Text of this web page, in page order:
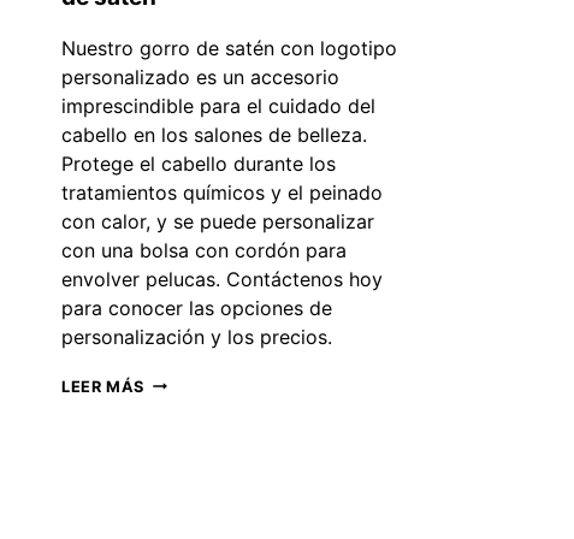
Nuestro gorro de satén con logotipo
personalizado es un accesorio
imprescindible para el cuidado del
cabello en los salones de belleza.
Protege el cabello durante los
tratamientos químicos y el peinado
con calor, y se puede personalizar
con una bolsa con cordón para
envolver pelucas. Contáctenos hoy
para conocer las opciones de
personalización y los precios.
LEER MÁS MEJORA